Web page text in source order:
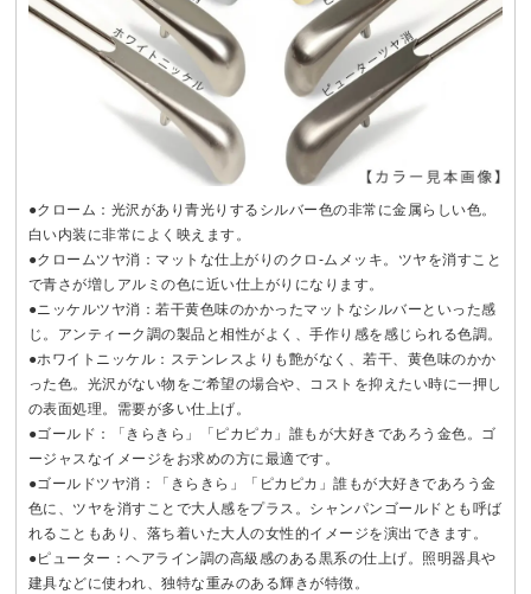
●クローム：光沢があり青光りするシルバー色の非常に金属らしい色。
白い内装に非常によく映えます。
●クロームツヤ消：マットな仕上がりのクロ-ムメッキ。ツヤを消すこと
で青さが増しアルミの色に近い仕上がりになります。
●ニッケルツヤ消：若干黄色味のかかったマットなシルバーといった感
じ。アンティーク調の製品と相性がよく、手作り感を感じられる色調。
●ホワイトニッケル：ステンレスよりも艶がなく、若干、黄色味のかか
った色。光沢がない物をご希望の場合や、コストを抑えたい時に一押し
の表面処理。需要が多い仕上げ。
●ゴールド：「きらきら」「ピカピカ」誰もが大好きであろう金色。ゴ
ージャスなイメージをお求めの方に最適です。
●ゴールドツヤ消：「きらきら」「ピカピカ」誰もが大好きであろう金
色に、ツヤを消すことで大人感をプラス。シャンパンゴールドとも呼ば
れることもあり、落ち着いた大人の女性的イメージを演出できます。
●ピューター：ヘアライン調の高級感のある黒系の仕上げ。照明器具や
建具などに使われ、独特な重みのある輝きが特徴。